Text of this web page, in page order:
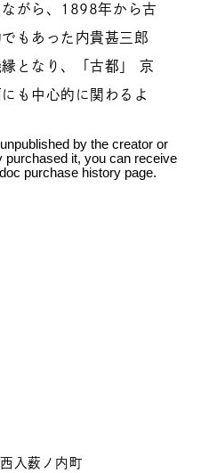
がら、1898年から古
もあった内貴甚三郎
となり、「古都」 京
も中心的に関わるよ
by the creator or
purchased it, you can receive
purchase history page.
入薮ノ内町